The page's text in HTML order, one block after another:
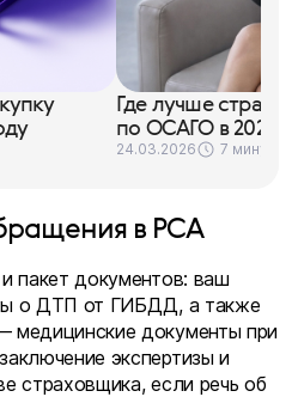
Где лучше
по ОСАГО в 2026
24.03.2026 7 минут
в РСА
пакет документов: ваш
о ДТП от ГИБДД, а также
документы при
экспертизы и
страховщика, если речь об